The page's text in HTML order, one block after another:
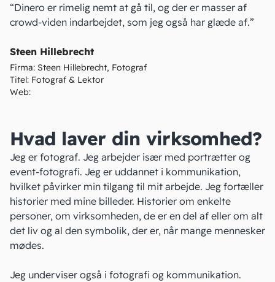
“Dinero er rimelig nemt at gå til, og der er masser af
crowd-viden indarbejdet, som jeg også har glæde af.”
Steen Hillebrecht
Firma: Steen Hillebrecht, Fotograf
Titel: Fotograf & Lektor
Web:
Hvad laver din virksomhed?
Jeg er fotograf. Jeg arbejder især med portrætter og
event-fotografi. Jeg er uddannet i kommunikation,
hvilket påvirker min tilgang til mit arbejde. Jeg fortæller
historier med mine billeder. Historier om enkelte
personer, om virksomheden, de er en del af eller om alt
det liv og al den symbolik, der er, når mange mennesker
mødes.
Jeg underviser også i fotografi og kommunikation.